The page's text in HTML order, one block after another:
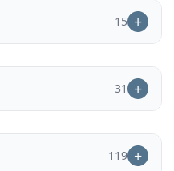
15
31
119